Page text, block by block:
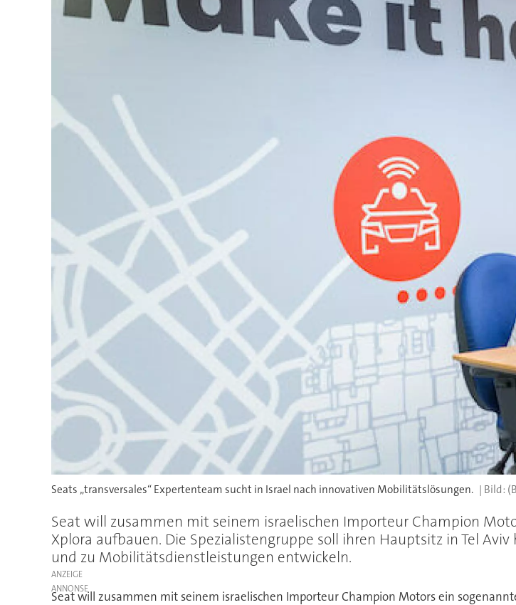
Seats „transversales“ Expertenteam sucht in Israel nach innovativen Mobilitätslösungen.
Seat will zusammen mit seinem israelischen Importeur Champion
Xplora aufbauen. Die Spezialistengruppe soll ihren Hauptsitz in Tel
und zu Mobilitätsdienstleistungen entwickeln.
ANZEIGE
Seat will zusammen mit seinem israelischen Importeur Champion Motors ein